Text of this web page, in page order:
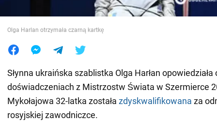
Jedzenie
Olga Harlan otrzymała czarną kartkę
Słynna ukraińska szablistka Olga Harłan opowiedziała
doświadczeniach z Mistrzostw Świata w Szermierce
Mykołajowa 32-latka została zdyskwalifikowana za
rosyjskiej zawodniczce.